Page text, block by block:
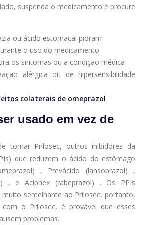
suspenda o medicamento e procure
ou ácido estomacal pioram
o uso do medicamento
os sintomas ou a condição médica
alérgica ou de hipersensibilidade
colaterais de omeprazol
usado em vez de
tomar Prilosec, outros inibidores da
que reduzem o ácido do estômago
, Prevácido (lansoprazol)
,
, e Aciphex (rabeprazol)
. Os PPIs
semelhante ao Prilosec, portanto,
o Prilosec, é provável que esses
problemas.